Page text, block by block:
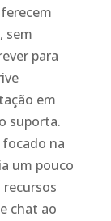
sem
para
em
suporta.
na
um pouco
chat ao